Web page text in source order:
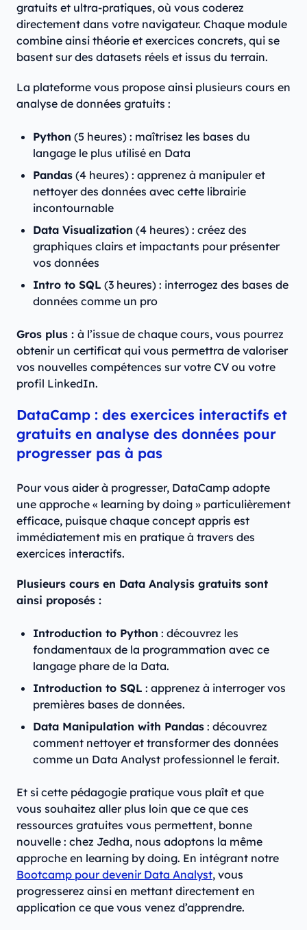
gratuits et ultra-pratiques, où vous coderez
directement dans votre navigateur. Chaque module
combine ainsi théorie et exercices concrets, qui se
basent sur des datasets réels et issus du terrain.
La plateforme vous propose ainsi plusieurs cours en
analyse de données gratuits :
Python (5 heures) : maîtrisez les bases du
langage le plus utilisé en Data
Pandas (4 heures) : apprenez à manipuler et
nettoyer des données avec cette librairie
incontournable
Data Visualization (4 heures) : créez des
graphiques clairs et impactants pour présenter
vos données
Intro to SQL (3 heures) : interrogez des bases de
données comme un pro
Gros plus : à l’issue de chaque cours, vous pourrez
obtenir un certificat qui vous permettra de valoriser
vos nouvelles compétences sur votre CV ou votre
profil LinkedIn.
DataCamp : des exercices interactifs et
gratuits en analyse des données pour
progresser pas à pas
Pour vous aider à progresser, DataCamp adopte
une approche « learning by doing » particulièrement
efficace, puisque chaque concept appris est
immédiatement mis en pratique à travers des
exercices interactifs.
Plusieurs cours en Data Analysis gratuits sont
ainsi proposés :
Introduction to Python : découvrez les
fondamentaux de la programmation avec ce
langage phare de la Data.
Introduction to SQL : apprenez à interroger vos
premières bases de données.
Data Manipulation with Pandas : découvrez
comment nettoyer et transformer des données
comme un Data Analyst professionnel le ferait.
Et si cette pédagogie pratique vous plaît et que
vous souhaitez aller plus loin que ce que ces
ressources gratuites vous permettent, bonne
nouvelle : chez Jedha, nous adoptons la même
approche en learning by doing. En intégrant notre
Bootcamp pour devenir Data Analyst, vous
progresserez ainsi en mettant directement en
application ce que vous venez d’apprendre.